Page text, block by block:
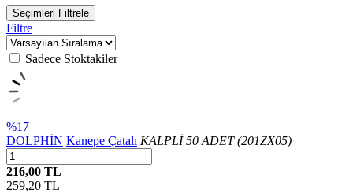
Seçimleri Filtrele
Filtre
Sadece Stoktakiler
%17
DOLPHİN Kanepe Çatalı KALPLİ 50 ADET (201ZX05)
216,00 TL
259,20 TL